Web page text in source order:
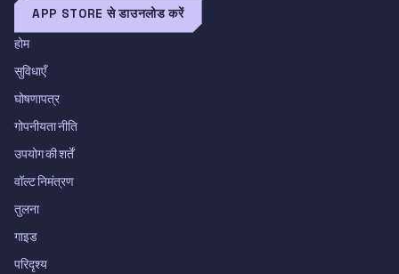
APP STORE से डाउनलोड करें
होम
सुविधाएँ
घोषणापत्र
गोपनीयता नीति
उपयोग की शर्तें
वॉल्ट निमंत्रण
तुलना
गाइड
परिदृश्य